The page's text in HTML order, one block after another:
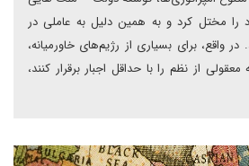
را مختل کرد و به همین دلیل به عاملی در
واقع، برای بسیاری از رژیم‌های خاورمیانه،
از نظم را با حداقل اجبار برقرار کنند،